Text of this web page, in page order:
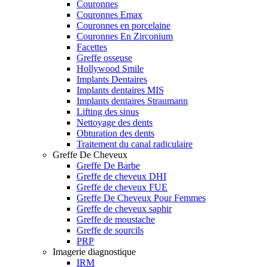
Couronnes
Couronnes Emax
Couronnes en porcelaine
Couronnes En Zirconium
Facettes
Greffe osseuse
Hollywood Smile
Implants Dentaires
Implants dentaires MIS
Implants dentaires Straumann
Lifting des sinus
Nettoyage des dents
Obturation des dents
Traitement du canal radiculaire
Greffe De Cheveux
Greffe De Barbe
Greffe de cheveux DHI
Greffe de cheveux FUE
Greffe De Cheveux Pour Femmes
Greffe de cheveux saphir
Greffe de moustache
Greffe de sourcils
PRP
Imagerie diagnostique
IRM